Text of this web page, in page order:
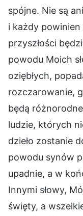
spójne. Nie są
i każdy
przyszłości
powodu Moich
oziębłych,
rozczarowanie,
będą
ludzie, których
dzieło zostanie
powodu synów
upadnie, a w
Innymi słowy,
święty, a